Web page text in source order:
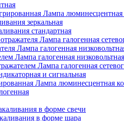
Лампа люминесцентная
зеркальная
стандартная
Лампа галогенная
Лампа галогенная
Лампа галогенная
Лампа галогенная
и сигнальная
Лампа люминесцентная
в форме свечи
в форме шара